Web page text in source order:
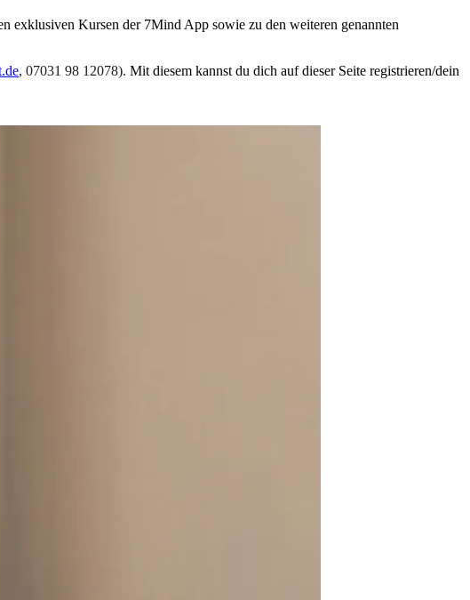
Kursen der 7Mind App sowie zu den weiteren genannten
, 07031 98 12078). Mit diesem kannst du dich auf dieser Seite registrieren/dein